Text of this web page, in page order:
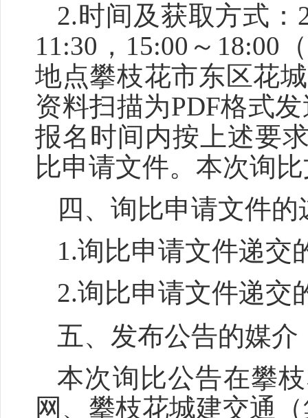
2.时间及获取方式：
11:30，15:00～18:00
地点攀枝花市东区花
资料扫描为PDF格式
报名时间内按上述要
比申请文件。本次询
四、 询比申请文件的
1.询比申请文件递交
2.询比申请文件递交
五、 发布公告的媒介
本次询比公告在攀
网、攀枝花城建交通